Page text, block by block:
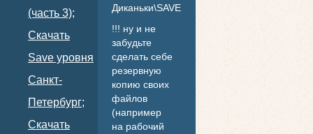
(часть 3);
Скачать
Save уровня
Санкт-
Петербург;
Скачать
Диканьки\SAVE
!!! ну и не
забудьте
сделать себе
резервную
копию своих
файлов
(например
на рабочий